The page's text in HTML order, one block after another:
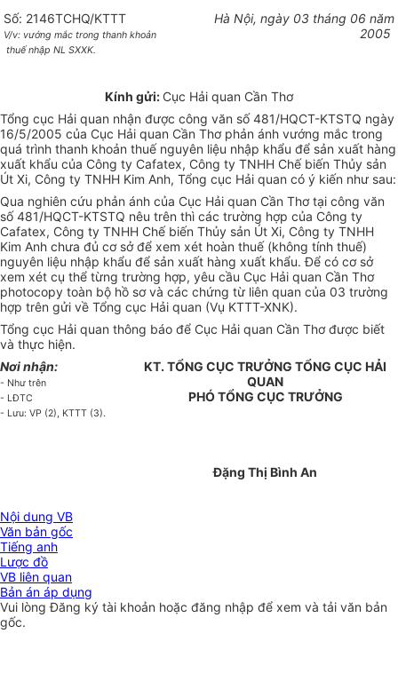
Số: 2146TCHQ/KTTT
V/v: vướng mắc trong thanh khoản
thuế nhập NL SXXK.
Hà Nội, ngày 03 tháng 06 năm
2005
Kính gửi: Cục Hải quan Cần Thơ
Tổng cục Hải quan nhận được công văn số 481/HQCT-KTSTQ ngày
16/5/2005 của Cục Hải quan Cần Thơ phản ánh vướng mắc trong
quá trình thanh khoản thuế nguyên liệu nhập khẩu để sản xuất hàng
xuất khẩu của Công ty Cafatex, Công ty TNHH Chế biến Thủy sản
Út Xi, Công ty TNHH Kim Anh, Tổng cục Hải quan có ý kiến như sau:
Qua nghiên cứu phản ánh của Cục Hải quan Cần Thơ tại công văn
số 481/HQCT-KTSTQ nêu trên thì các trường hợp của Công ty
Cafatex, Công ty TNHH Chế biến Thủy sản Út Xi, Công ty TNHH
Kim Anh chưa đủ cơ sở để xem xét hoàn thuế (không tính thuế)
nguyên liệu nhập khẩu để sản xuất hàng xuất khẩu. Để có cơ sở
xem xét cụ thể từng trường hợp, yêu cầu Cục Hải quan Cần Thơ
photocopy toàn bộ hồ sơ và các chứng từ liên quan của 03 trường
hợp trên gửi về Tổng cục Hải quan (Vụ KTTT-XNK).
Tổng cục Hải quan thông báo để Cục Hải quan Cần Thơ được biết
và thực hiện.
Nơi nhận:
- Như trên
- LĐTC
- Lưu: VP (2), KTTT (3).
KT. TỔNG CỤC TRƯỞNG TỔNG CỤC HẢI
QUAN
PHÓ TỔNG CỤC TRƯỞNG
Đặng Thị Bình An
Nội dung VB
Văn bản gốc
Tiếng anh
Lược đồ
VB liên quan
Bản án áp dụng
Vui lòngĐăng ký tài khoản hoặc đăng nhập để xem và tải văn bản
gốc.